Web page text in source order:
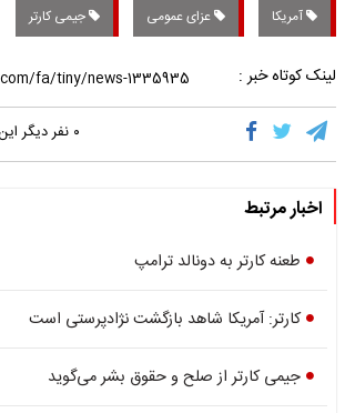
آمریکا عزای عمومی جیمی کارتر
لینک کوتاه خبر :
۰ نفر دیگر
اخبار مرتبط
طعنه کارتر به دونالد ترامپ
کارتر: آمریکا شاهد بازگشت نژادپرستی است
جیمی کارتر از صلح و حقوق بشر می‌گوید